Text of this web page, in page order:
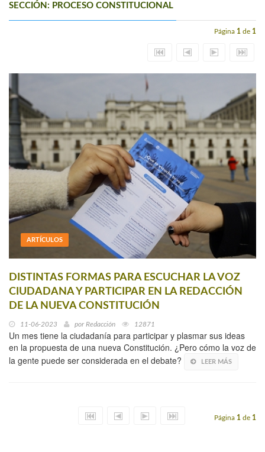
SECCIÓN: PROCESO CONSTITUCIONAL
Página 1 de 1
ARTÍCULOS
DISTINTAS FORMAS PARA ESCUCHAR LA VOZ
CIUDADANA Y PARTICIPAR EN LA REDACCIÓN
DE LA NUEVA CONSTITUCIÓN
11-06-2023 por Redacción 12871
Un mes tiene la ciudadanía para participar y plasmar sus ideas
en la propuesta de una nueva Constitución. ¿Pero cómo la voz de
la gente puede ser considerada en el debate?
LEER MÁS
Página 1 de 1